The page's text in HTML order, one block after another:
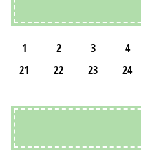
1 2 3 4
21
22 23 24